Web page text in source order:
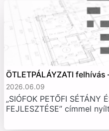
ÖTLETPÁLÁYZATI felhívás
2026.06.09
„SIÓFOK PETŐFI SÉTÁNY
FEJLESZTÉSE” címmel